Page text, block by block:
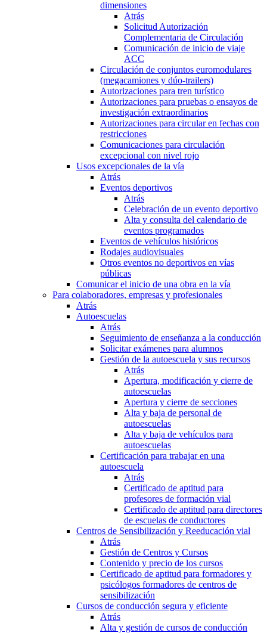
dimensiones
Atrás
Solicitud Autorización
Complementaria de Circulación
Comunicación de inicio de viaje
ACC
Circulación de conjuntos euromodulares
(megacamiones y dúo-trailers)
Autorizaciones para tren turístico
Autorizaciones para pruebas o ensayos de
investigación extraordinarios
Autorizaciones para circular en fechas con
restricciones
Comunicaciones para circulación
excepcional con nivel rojo
Usos excepcionales de la vía
Atrás
Eventos deportivos
Atrás
Celebración de un evento deportivo
Alta y consulta del calendario de
eventos programados
Eventos de vehículos históricos
Rodajes audiovisuales
Otros eventos no deportivos en vías
públicas
Comunicar el inicio de una obra en la vía
Para colaboradores, empresas y profesionales
Atrás
Autoescuelas
Atrás
Seguimiento de enseñanza a la conducción
Solicitar exámenes para alumnos
Gestión de la autoescuela y sus recursos
Atrás
Apertura, modificación y cierre de
autoescuelas
Apertura y cierre de secciones
Alta y baja de personal de
autoescuelas
Alta y baja de vehículos para
autoescuelas
Certificación para trabajar en una
autoescuela
Atrás
Certificado de aptitud para
profesores de formación vial
Certificado de aptitud para directores
de escuelas de conductores
Centros de Sensibilización y Reeducación vial
Atrás
Gestión de Centros y Cursos
Contenido y precio de los cursos
Certificado de aptitud para formadores y
psicólogos formadores de centros de
sensibilización
Cursos de conducción segura y eficiente
Atrás
Alta y gestión de cursos de conducción